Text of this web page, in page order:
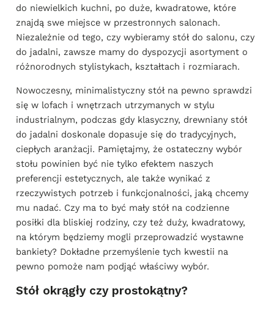
do niewielkich kuchni, po duże, kwadratowe, które
znajdą swe miejsce w przestronnych salonach.
Niezależnie od tego, czy wybieramy stół do salonu, czy
do jadalni, zawsze mamy do dyspozycji asortyment o
różnorodnych stylistykach, kształtach i rozmiarach.
Nowoczesny, minimalistyczny stół na pewno sprawdzi
się w lofach i wnętrzach utrzymanych w stylu
industrialnym, podczas gdy klasyczny, drewniany stół
do jadalni doskonale dopasuje się do tradycyjnych,
ciepłych aranżacji. Pamiętajmy, że ostateczny wybór
stołu powinien być nie tylko efektem naszych
preferencji estetycznych, ale także wynikać z
rzeczywistych potrzeb i funkcjonalności, jaką chcemy
mu nadać. Czy ma to być mały stół na codzienne
posiłki dla bliskiej rodziny, czy też duży, kwadratowy,
na którym będziemy mogli przeprowadzić wystawne
bankiety? Dokładne przemyślenie tych kwestii na
pewno pomoże nam podjąć właściwy wybór.
Stół okrągły czy prostokątny?